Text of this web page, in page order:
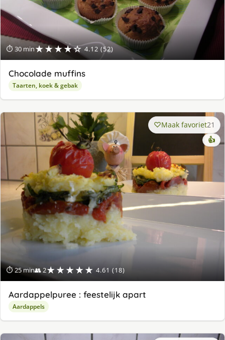
⏱ 30 min★★★★☆ 4.12 (52)
Chocolade muffins
Taarten, koek & gebak
⏱ 25 min👥 2★★★★★ 4.61 (18)
Maak favoriet21
👍
Aardappelpuree : feestelijk apart
Aardappels